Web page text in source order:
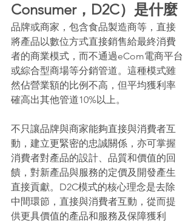
Consumer，D2C）是什麼
品牌或商家，包含食品製造商等，直接
將產品以數位方式直接銷售給最終消費
者的商業模式，而不通過eCom電商平台
或綜合型商場等分銷管道。這種模式雖
然佔營業額的比例不高，但平均獲利率
確高出其他管道10%以上。
不只讓品牌與商家能夠直接與消費者互
動，建立更緊密的忠誠關係，亦可掌握
消費者對產品的設計、品質和價值的回
饋，對新產品與服務的定價及開發產生
直接貢獻。D2C模式的核心理念是去除
中間環節，直接與消費者互動，從而提
供更具價值的產品和服務及保障獲利